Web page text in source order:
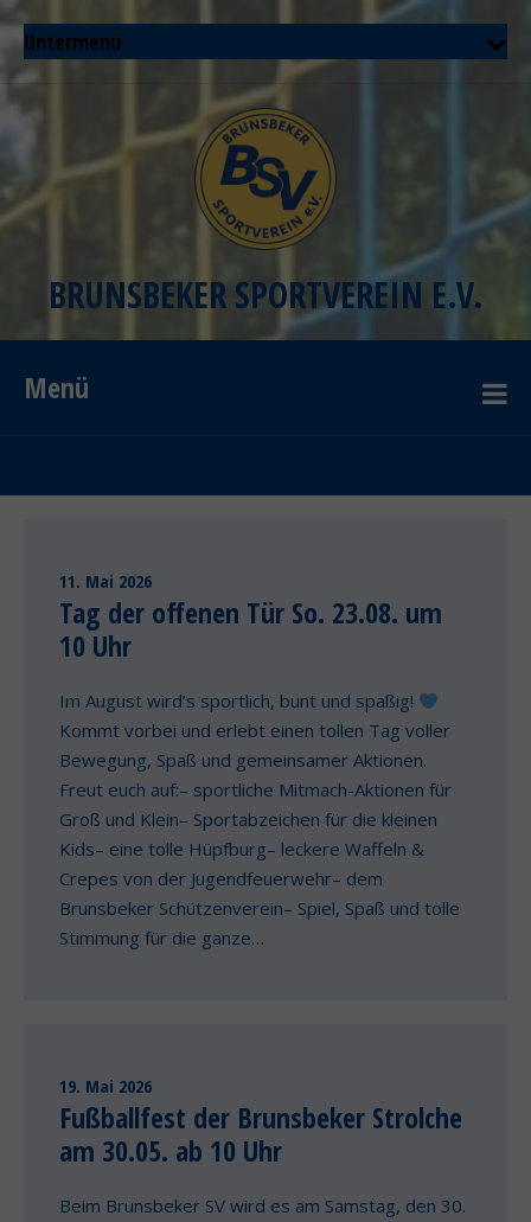
Untermenü
BRUNSBEKER SPORTVEREIN E.V.
Menü
11. Mai 2026
Tag der offenen Tür So. 23.08. um
10 Uhr
Im August wird’s sportlich, bunt und spaßig!
Kommt vorbei und erlebt einen tollen Tag voller
Bewegung, Spaß und gemeinsamer Aktionen.
Freut euch auf:– sportliche Mitmach-Aktionen für
Groß und Klein– Sportabzeichen für die kleinen
Kids– eine tolle Hüpfburg– leckere Waffeln &
Crepes von der Jugendfeuerwehr– dem
Brunsbeker Schützenverein– Spiel, Spaß und tolle
Stimmung für die ganze…
19. Mai 2026
Fußballfest der Brunsbeker Strolche
am 30.05. ab 10 Uhr
Beim Brunsbeker SV wird es am Samstag, den 30.